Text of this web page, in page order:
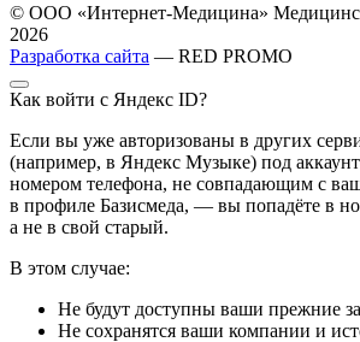
© ООО «Интернет-Медицина»
2026
Разработка сайта — RED PROMO
Как войти с Яндекс ID?
Если вы уже авторизованы в других
(например, в Яндекс Музыке) под
номером телефона, не совпадающим с
в профиле Базисмеда, — вы попадёте в
а не в свой старый.
В этом случае:
Не будут доступны ваши прежние
Не сохранятся ваши компании и